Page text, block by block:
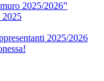
2025/2026”
2025
2025/2026